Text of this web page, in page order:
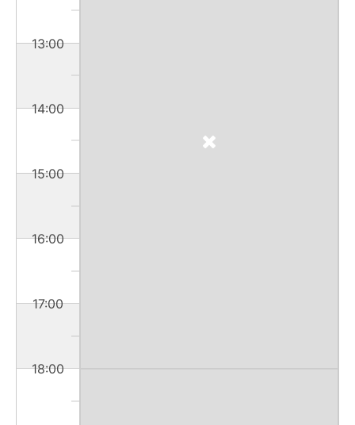
13:00
14:00
15:00
16:00
17:00
18:00